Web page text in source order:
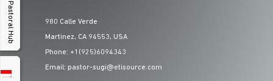
Pastoral Hub 980 Calle Verde
Martinez, CA 94553, USA
Phone: +1(925)6094343
Email: pastor-sugi@etisource.com